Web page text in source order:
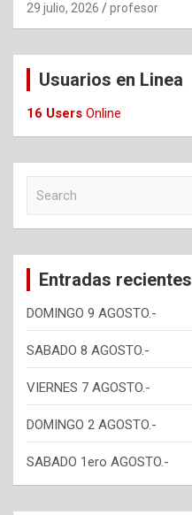
29 julio, 2026 profesor
Usuarios en Linea
16 Users Online
c
Entradas recientes
DOMINGO 9 AGOSTO.-
SABADO 8 AGOSTO.-
VIERNES 7 AGOSTO.-
DOMINGO 2 AGOSTO.-
SABADO 1ero AGOSTO.-